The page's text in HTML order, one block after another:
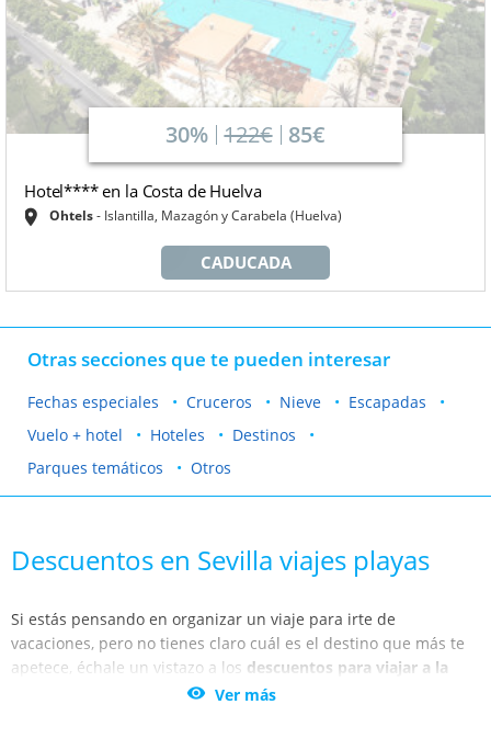
30% 122€ 85€
Hotel**** en la Costa de Huelva
Ohtels Islantilla, Mazagón y Carabela (Huelva)
CADUCADA
Otras secciones que te pueden interesar
Fechas especiales Cruceros Nieve
Escapadas
Vuelo + hotel
Hoteles
Destinos
Parques temáticos
Otros
Descuentos en Sevilla viajes playas
Si estás pensando en organizar un viaje para irte de
vacaciones, pero no tienes claro cuál es el destino que más te
apetece, échale un vistazo a los descuentos para viajar a la
playa desde Andalucía y Sevilla que te tiene preparado
 Ver más